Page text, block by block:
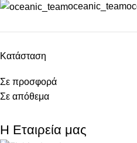
oceanic_team
Κατάσταση
Σε προσφορά
Σε απόθεμα
Η Εταιρεία μας